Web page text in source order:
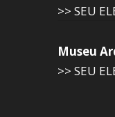
>> SEU
Museu
>> SEU